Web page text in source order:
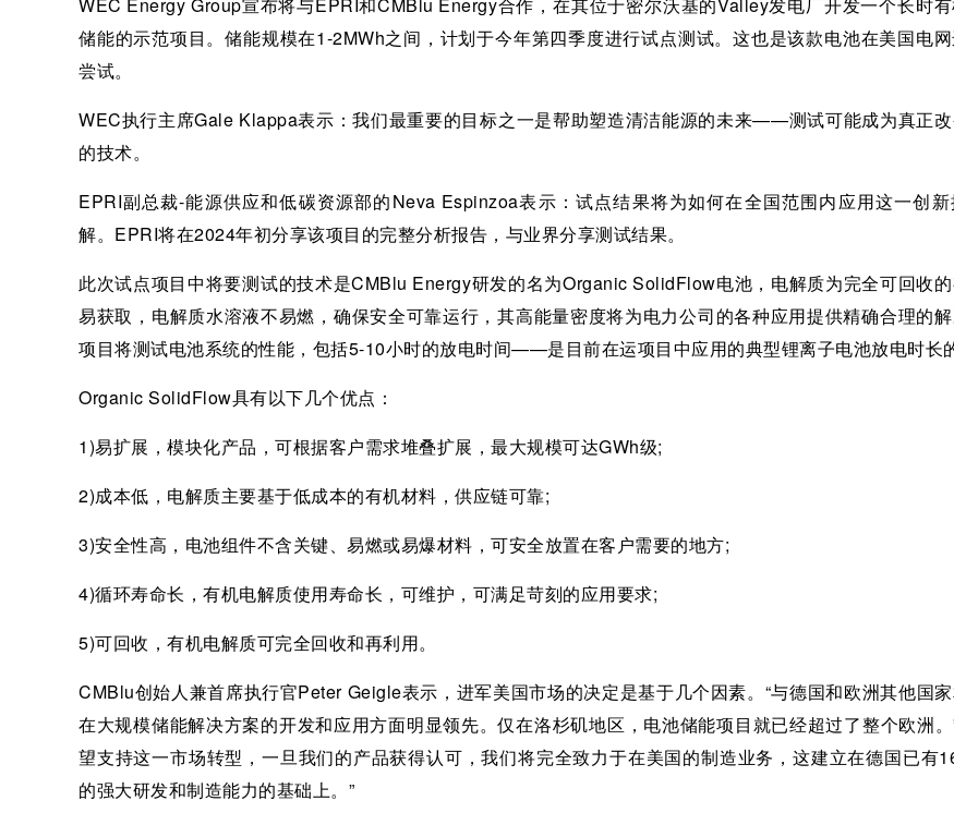
储能的示范项目。储能规模在1-2MWh之间，计划于今年第四季度进行试点测试。这也是该款电池在美国电
尝试。
WEC执行主席Gale Klappa表示：我们最重要的目标之一是帮助塑造清洁能源的未来——测试可能成为真正
的技术。
EPRI副总裁-能源供应和低碳资源部的Neva Espinzoa表示：试点结果将为如何在全国范围内应用这一创
解。EPRI将在2024年初分享该项目的完整分析报告，与业界分享测试结果。
此次试点项目中将要测试的技术是CMBlu Energy研发的名为Organic SolidFlow电池，电解质为完全可回收的
易获取，电解质水溶液不易燃，确保安全可靠运行，其高能量密度将为电力公司的各种应用提供精确合理的
项目将测试电池系统的性能，包括5-10小时的放电时间——是目前在运项目中应用的典型锂离子电池放电时长
Organic SolidFlow具有以下几个优点：
1)易扩展，模块化产品，可根据客户需求堆叠扩展，最大规模可达GWh级;
2)成本低，电解质主要基于低成本的有机材料，供应链可靠;
3)安全性高，电池组件不含关键、易燃或易爆材料，可安全放置在客户需要的地方;
4)循环寿命长，有机电解质使用寿命长，可维护，可满足苛刻的应用要求;
5)可回收，有机电解质可完全回收和再利用。
CMBlu创始人兼首席执行官Peter Geigle表示，进军美国市场的决定是基于几个因素。“与德国和欧洲其他国
在大规模储能解决方案的开发和应用方面明显领先。仅在洛杉矶地区，电池储能项目就已经超过了整个欧洲。
望支持这一市场转型，一旦我们的产品获得认可，我们将完全致力于在美国的制造业务，这建立在德国已有
的强大研发和制造能力的基础上。”